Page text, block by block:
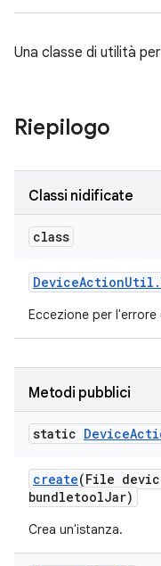
Una classe di utilità
Riepilogo
Classi nidificate
class
DeviceActionUtil .
Eccezione per
Metodi pubblici
static Device
create(File
bundletoolJar)
Crea un'istanza.